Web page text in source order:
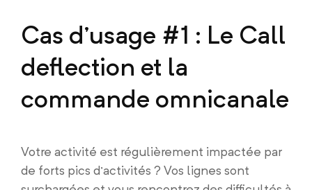
Cas d’usage #1 : Le Call
deflection et la
commande omnicanale
Votre activité est régulièrement impactée par
de forts pics d’activités ? Vos lignes sont